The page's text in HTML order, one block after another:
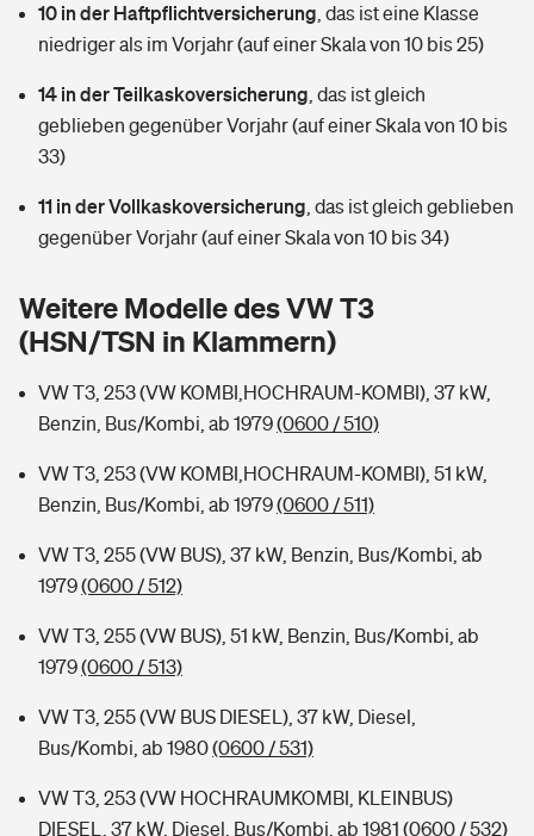
Wer versichert was: Jetzt Versicherer finden
Sie haben Fragen?
Mietkautionsversicherung
Restkreditversicherung
Hochwasser-Check: Wie gefährdet ist Ihr Haus?
Wer versichert was: Jetzt Versicherer finden
Sie haben Fragen?
Kinderinvalidität
Reiseversicherung
Hundehalter-Haftpflicht
Private Cyberversicherung
Musikinstrumentenversicherung
Zur Übersicht
Tools
Kinderunfall-Check: Mehr Sicherheit für deine Kids
Sie haben Fragen?
Tierkrankenversicherung
Tools
Wer versichert was: Jetzt Versicherer finden
Sie haben Fragen?
Rentenrechner: Wie viel Geld bekomme ich im Alter?
10 in der Haftpflichtversicherung das ist eine Klasse
niedriger als im Vorjahr (auf einer Skala von 10 bis 25)
14 in der Teilkaskoversicherung das ist gleich
geblieben gegenüber Vorjahr (auf einer Skala von 10 bis
33)
11 in der Vollkaskoversicherung das ist gleich geblieben
gegenüber Vorjahr (auf einer Skala von 10 bis 34)
Weitere Modelle des VW T3
(HSN/TSN in Klammern)
VW T3, 253 (VW KOMBI,HOCHRAUM-KOMBI), 37 kW,
Benzin, Bus/Kombi, ab 1979(0600 / 510)
VW T3, 253 (VW KOMBI,HOCHRAUM-KOMBI), 51 kW,
Benzin, Bus/Kombi, ab 1979(0600 / 511)
VW T3, 255 (VW BUS), 37 kW, Benzin, Bus/Kombi, ab
1979(0600 / 512)
VW T3, 255 (VW BUS), 51 kW, Benzin, Bus/Kombi, ab
1979(0600 / 513)
VW T3, 255 (VW BUS DIESEL), 37 kW, Diesel,
Bus/Kombi, ab 1980(0600 / 531)
VW T3, 253 (VW HOCHRAUMKOMBI, KLEINBUS)
DIESEL, 37 kW, Diesel, Bus/Kombi, ab 1981 (0600 / 532)